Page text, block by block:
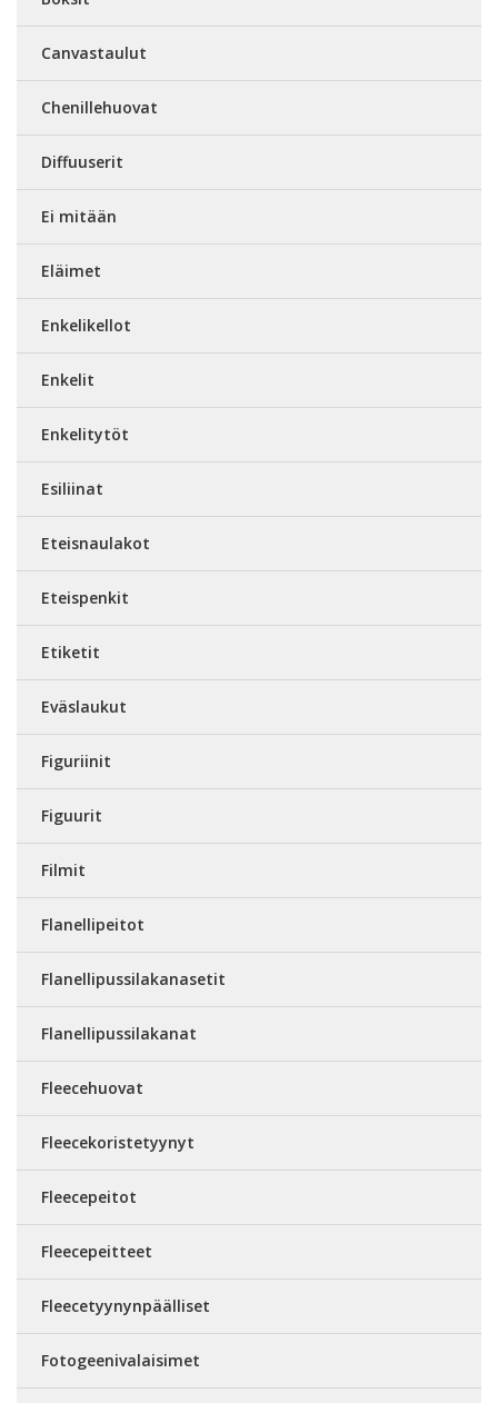
Canvastaulut
Chenillehuovat
Diffuuserit
Ei mitään
Eläimet
Enkelikellot
Enkelit
Enkelitytöt
Esiliinat
Eteisnaulakot
Eteispenkit
Etiketit
Eväslaukut
Figuriinit
Figuurit
Filmit
Flanellipeitot
Flanellipussilakanasetit
Flanellipussilakanat
Fleecehuovat
Fleecekoristetyynyt
Fleecepeitot
Fleecepeitteet
Fleecetyynynpäälliset
Fotogeenivalaisimet